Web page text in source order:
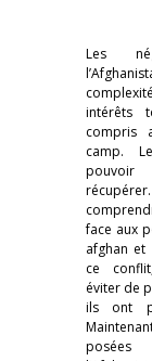
Les
intérêts
compris
camp.
pouvoir
face aux
afghan et
ce
éviter de
ils ont
posées